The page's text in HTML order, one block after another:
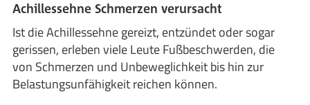
Achillessehne Schmerzen verursacht
Ist die Achillessehne gereizt, entzündet oder sogar
gerissen, erleben viele Leute Fußbeschwerden, die
von Schmerzen und Unbeweglichkeit bis hin zur
Belastungsunfähigkeit reichen können.